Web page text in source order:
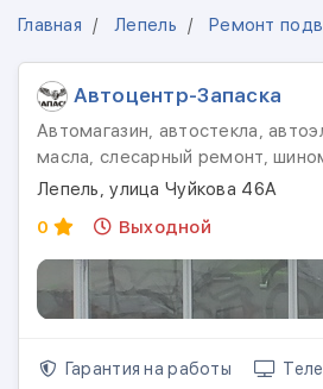
Главная Лепель Ремонт
Автоцентр-Запаска
Автомагазин, автостекла,
масла, слесарный ремонт,
Лепель, улица Чуйкова 46А
0
Выходной
Гарантия на работы